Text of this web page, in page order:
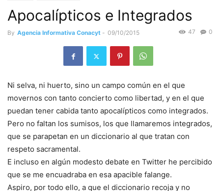
Apocalípticos e Integrados
By Agencia Informativa Conacyt - 09/10/2015 0
47
Ni selva, ni huerto, sino un campo común en el que
movernos con tanto concierto como libertad, y en el que
puedan tener cabida tanto apocalípticos como integrados.
Pero no faltan los sumisos, los que llamaremos integrados,
que se parapetan en un diccionario al que tratan con
respeto sacramental.
E incluso en algún modesto debate en Twitter he percibido
que se me encuadraba en esa apacible falange.
Aspiro, por todo ello, a que el diccionario recoja y no